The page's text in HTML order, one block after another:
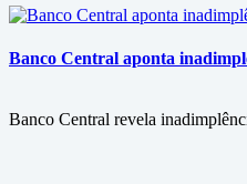
Banco Central aponta
Banco Central revela